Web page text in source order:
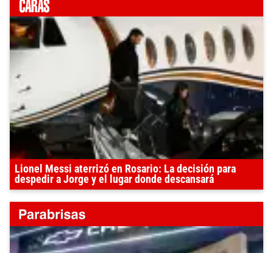
Lionel Messi aterrizó en Rosario: La decisión para
despedir a Jorge y el lugar donde descansará